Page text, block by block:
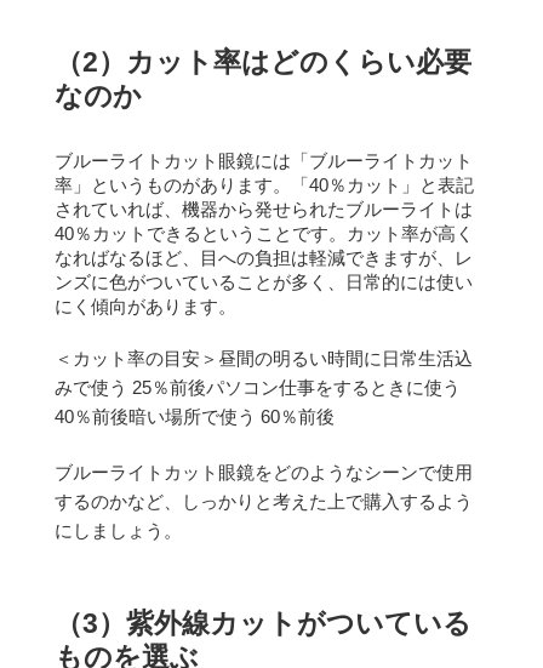
（2）カット率はどのくらい必要
なのか
ブルーライトカット眼鏡には「ブルーライトカット
率」というものがあります。
「40％カット」と表記
されていれば、機器から発せられたブルーライトは
40％カットできるということです。
カット率が高く
なればなるほど、目への負担は軽減できますが、レ
ンズに色がついていることが多く、日常的には使い
にく傾向があります。
＜カット率の目安＞ 昼間の明るい時間に日常生活込
みで使う 25％前後パソコン仕事をするときに使う
40％前後暗い場所で使う 60％前後
ブルーライトカット眼鏡をどのようなシーンで使用
するのかなど、しっかりと考えた上で購入するよう
にしましょう。
（3）紫外線カットがついている
ものを選ぶ